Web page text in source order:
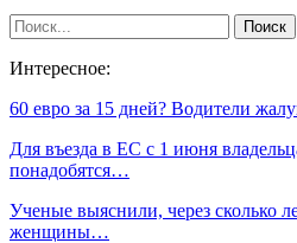
Интересное:
60 евро за 15 дней? Водители
Для въезда в ЕС с 1 июня
понадобятся…
Ученые выяснили, через сколько
женщины…